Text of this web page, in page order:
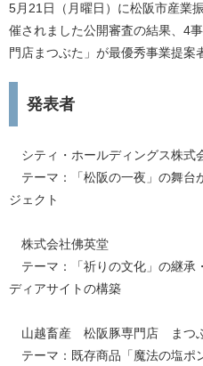
5月21日（月曜日）に松阪市産業
催されました公開審査の結果、4
門店まつぶた」が最優秀事業提案
発表者
シティ・ホールディングス株式
テーマ：「松阪の一夜」の舞台
ジェクト
株式会社佛英堂
テーマ：「祈りの文化」の継承
ディアサイトの構築
山越畜産 松阪豚専門店 まつ
テーマ：既存商品「魔法の塩ポ